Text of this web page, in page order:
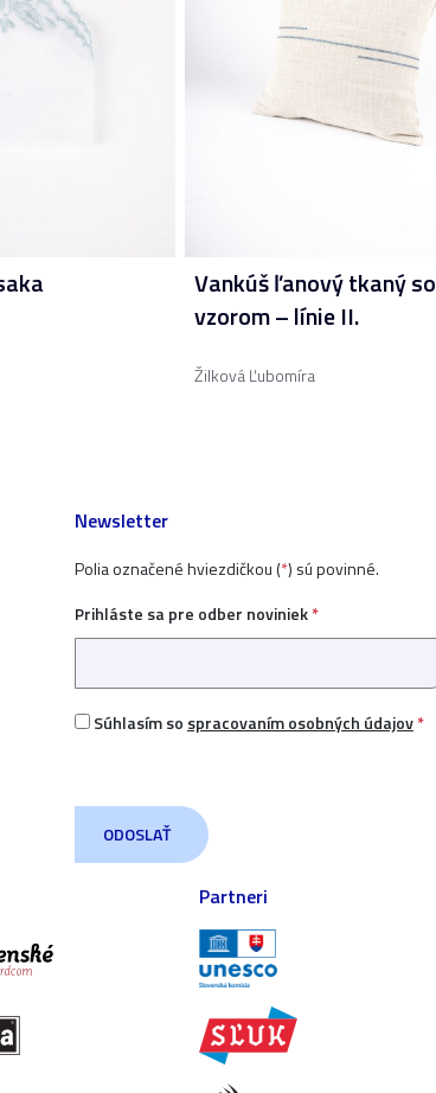
Vankúš ľanový tkaný so
vzorom – línie II.
Žilková Ľubomíra
Newsletter
Polia označené hviezdičkou (*) sú povinné.
Prihláste sa pre odber noviniek*
Súhlasím so spracovaním osobných údajov*
Partneri